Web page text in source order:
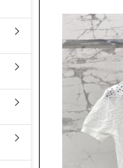
📢
📢 新作入荷！